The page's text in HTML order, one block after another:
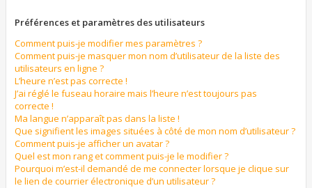
Préférences et paramètres des utilisateurs
Comment puis-je modifier mes paramètres ?
Comment puis-je masquer mon nom d’utilisateur de la liste des
utilisateurs en ligne ?
L’heure n’est pas correcte !
J’ai réglé le fuseau horaire mais l’heure n’est toujours pas
correcte !
Ma langue n’apparaît pas dans la liste !
Que signifient les images situées à côté de mon nom d’utilisateur ?
Comment puis-je afficher un avatar ?
Quel est mon rang et comment puis-je le modifier ?
Pourquoi m’est-il demandé de me connecter lorsque je clique sur
le lien de courrier électronique d’un utilisateur ?